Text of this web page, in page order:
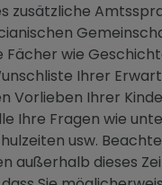
zusätzliche
Fächer wie
Ihrer
Vorlieben Ihrer
Ihre Fragen wie
usw.
außerhalb dieses